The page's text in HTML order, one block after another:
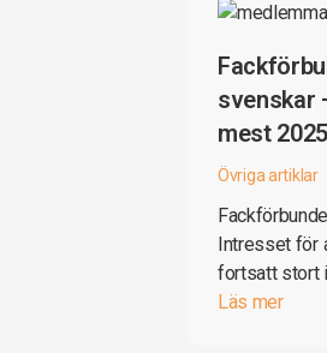
svenskar
mest 2025
Övriga artiklar
Intresset för
fortsatt stort
Läs mer